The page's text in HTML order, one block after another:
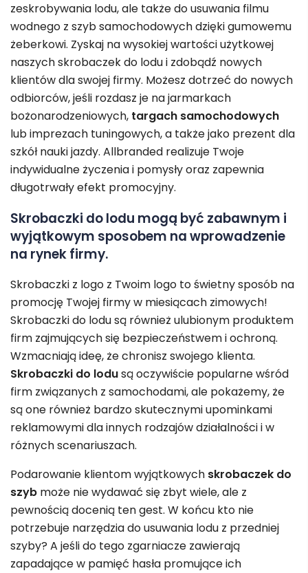
zeskrobywania lodu, ale także do usuwania filmu
wodnego z szyb samochodowych dzięki gumowemu
żeberkowi. Zyskaj na wysokiej wartości użytkowej
naszych skrobaczek do lodu i zdobądź nowych
klientów dla swojej firmy. Możesz dotrzeć do nowych
odbiorców, jeśli rozdasz je na jarmarkach
bożonarodzeniowych, targach samochodowych
lub imprezach tuningowych, a także jako prezent dla
szkół nauki jazdy. Allbranded realizuje Twoje
indywidualne życzenia i pomysły oraz zapewnia
długotrwały efekt promocyjny.
Skrobaczki do lodu mogą być zabawnym i
wyjątkowym sposobem na wprowadzenie
na rynek firmy.
Skrobaczki z logo z Twoim logo to świetny sposób na
promocję Twojej firmy w miesiącach zimowych!
Skrobaczki do lodu są również ulubionym produktem
firm zajmujących się bezpieczeństwem i ochroną.
Wzmacniają ideę, że chronisz swojego klienta.
Skrobaczki do lodusą oczywiście popularne wśród
firm związanych z samochodami, ale pokażemy, że
są one również bardzo skutecznymi upominkami
reklamowymi dla innych rodzajów działalności i w
różnych scenariuszach.
Podarowanie klientom wyjątkowych skrobaczek do
szyb może nie wydawać się zbyt wiele, ale z
pewnością docenią ten gest. W końcu kto nie
potrzebuje narzędzia do usuwania lodu z przedniej
szyby? A jeśli do tego zgarniacze zawierają
zapadające w pamięć hasła promujące ich